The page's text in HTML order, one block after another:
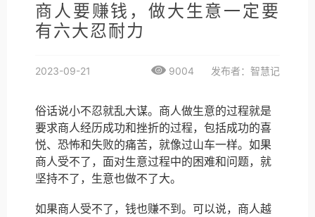
商人要赚钱，做大生意一定要
有六大忍耐力
2023-09-21 9004 发布者：智慧记
俗话说小不忍就乱大谋。商人做生意的过程就是
要求商人经历成功和挫折的过程，包括成功的喜
悦、恐怖和失败的痛苦，就像过山车一样。如果
商人受不了，面对生意过程中的困难和问题，就
坚持不了，生意也做不了大。
如果商人受不了，钱也赚不到。可以说，商人越